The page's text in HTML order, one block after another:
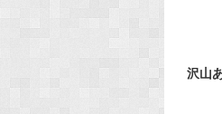
沢山